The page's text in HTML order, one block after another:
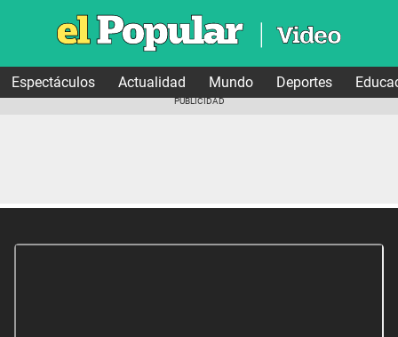
Espectáculos Actualidad Mundo Deportes